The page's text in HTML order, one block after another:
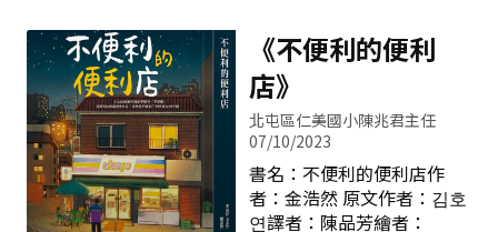
日前在國立暨南國際大學攻
讀教育政策與行政學系博士
班，同時也是公立蒙特梭利
了自己在演藝生涯所闖出的
名堂，更可看見一個畢業於
政大商學院的碩士高材生，
如何一點一滴串起自己人生
經驗與實現夢想的經過。
一、聽內心的聲音 跟任
何一個可被人定義或自己所
定義的「成功」人士一樣，
重建的小學；一所，孕育歷
代大楊人求知的小學。承擔
著歷史的苦難、承受著遷移
的哀愁，仍以堅毅不拔的精
神，駐守大楊地區，為大楊
學子開創更美好的未
來。 大楊國小位於臺中
市清水區鰲峰山上，從1920
《不便利的便利
店》
北屯區仁美國小陳兆君主任
07/10/2023
書名：不便利的便利店作
者：金浩然 原文作者：김호
연譯者：陳品芳繪者：